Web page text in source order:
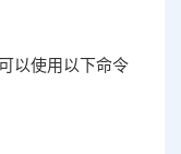
以使用以下命令